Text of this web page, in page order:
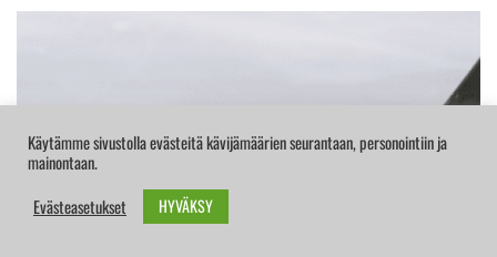
Käytämme sivustolla evästeitä kävijämäärien seurantaan, personointiin ja
mainontaan.
Evästeasetukset
HYVÄKSY